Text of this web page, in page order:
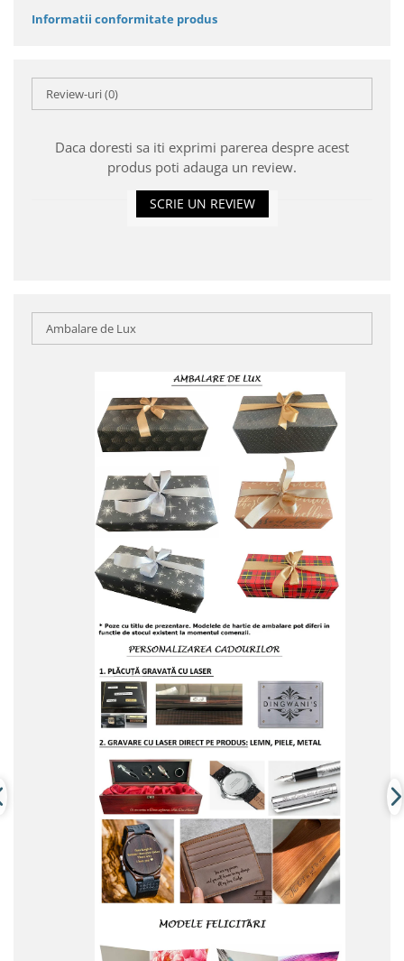
Informatii conformitate produs
Review-uri(0)
Daca doresti sa iti exprimi parerea despre acest
produs poti adauga un review.
SCRIE UN REVIEW
Ambalare de Lux